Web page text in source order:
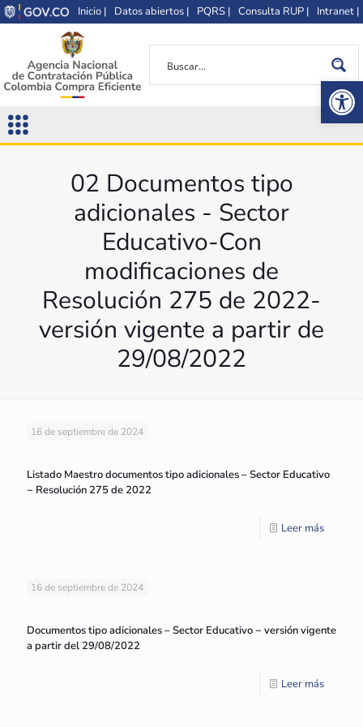
Inicio | Datos abiertos | PQRS | Consulta RUP | Intranet |
02 Documentos tipo
adicionales - Sector
Educativo-Con
modificaciones de
Resolución 275 de 2022-
versión vigente a partir de
29/08/2022
16 de septiembre de 2024
Listado Maestro documentos tipo adicionales – Sector Educativo
− Resolución 275 de 2022
Leer más
16 de septiembre de 2024
Documentos tipo adicionales – Sector Educativo − versión vigente
a partir del 29/08/2022
Leer más